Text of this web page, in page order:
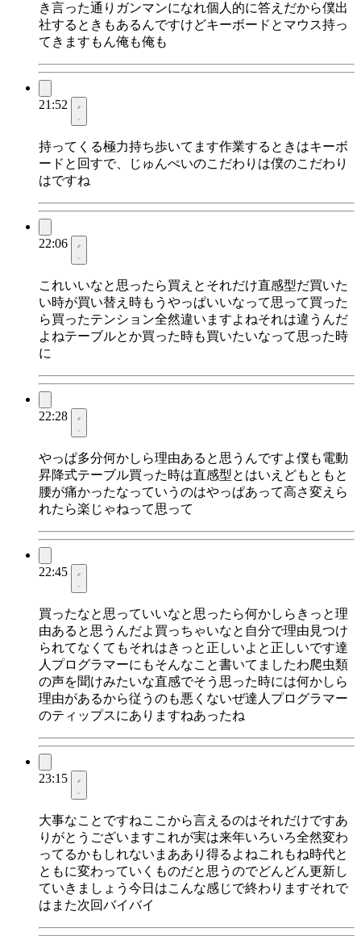
き言った通りガンマンになれ個人的に答えだから僕出
社するときもあるんですけどキーボードとマウス持っ
てきますもん俺も俺も
21:52
持ってくる極力持ち歩いてます作業するときはキーボ
ードと回すで、じゅんぺいのこだわりは僕のこだわり
はですね
22:06
これいいなと思ったら買えとそれだけ直感型だ買いた
い時が買い替え時もうやっぱいいなって思って買った
ら買ったテンション全然違いますよねそれは違うんだ
よねテーブルとか買った時も買いたいなって思った時
に
22:28
やっぱ多分何かしら理由あると思うんですよ僕も電動
昇降式テーブル買った時は直感型とはいえどもともと
腰が痛かったなっていうのはやっぱあって高さ変えら
れたら楽じゃねって思って
22:45
買ったなと思っていいなと思ったら何かしらきっと理
由あると思うんだよ買っちゃいなと自分で理由見つけ
られてなくてもそれはきっと正しいよと正しいです達
人プログラマーにもそんなこと書いてましたわ爬虫類
の声を聞けみたいな直感でそう思った時には何かしら
理由があるから従うのも悪くないぜ達人プログラマー
のティップスにありますねあったね
23:15
大事なことですねここから言えるのはそれだけですあ
りがとうございますこれが実は来年いろいろ全然変わ
ってるかもしれないまああり得るよねこれもね時代と
ともに変わっていくものだと思うのでどんどん更新し
ていきましょう今日はこんな感じで終わりますそれで
はまた次回バイバイ